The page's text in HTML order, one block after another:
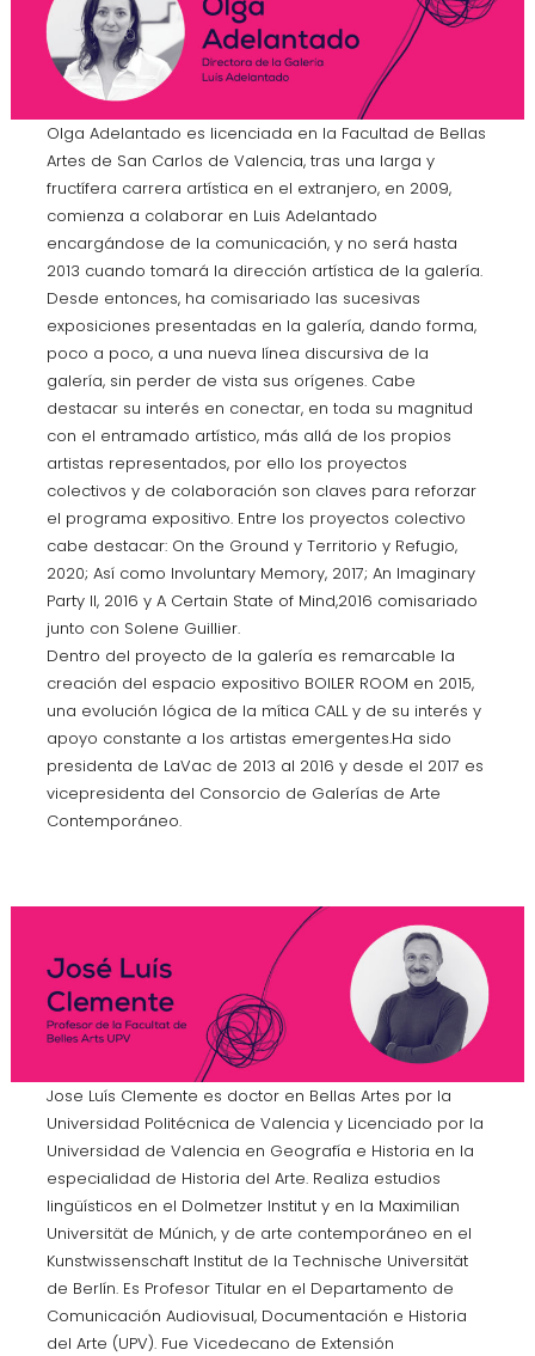
Olga Adelantado es licenciada en la Facultad de Bellas
Artes de San Carlos de Valencia, tras una larga y
fructífera carrera artística en el extranjero, en 2009,
comienza a colaborar en Luis Adelantado
encargándose de la comunicación, y no será hasta
2013 cuando tomará la dirección artística de la galería.
Desde entonces, ha comisariado las sucesivas
exposiciones presentadas en la galería, dando forma,
poco a poco, a una nueva línea discursiva de la
galería, sin perder de vista sus orígenes. Cabe
destacar su interés en conectar, en toda su magnitud
con el entramado artístico, más allá de los propios
artistas representados, por ello los proyectos
colectivos y de colaboración son claves para reforzar
el programa expositivo. Entre los proyectos colectivo
cabe destacar: On the Ground y Territorio y Refugio,
2020; Así como Involuntary Memory, 2017; An Imaginary
Party II, 2016 y A Certain State of Mind,2016 comisariado
junto con Solene Guillier.
Dentro del proyecto de la galería es remarcable la
creación del espacio expositivo BOILER ROOM en 2015,
una evolución lógica de la mítica CALL y de su interés y
apoyo constante a los artistas emergentes.Ha sido
presidenta de LaVac de 2013 al 2016 y desde el 2017 es
vicepresidenta del Consorcio de Galerías de Arte
Contemporáneo.
Jose Luís Clemente es doctor en Bellas Artes por la
Universidad Politécnica de Valencia y Licenciado por la
Universidad de Valencia en Geografía e Historia en la
especialidad de Historia del Arte. Realiza estudios
lingüísticos en el Dolmetzer Institut y en la Maximilian
Universität de Múnich, y de arte contemporáneo en el
Kunstwissenschaft Institut de la Technische Universität
de Berlín. Es Profesor Titular en el Departamento de
Comunicación Audiovisual, Documentación e Historia
del Arte (UPV). Fue Vicedecano de Extensión